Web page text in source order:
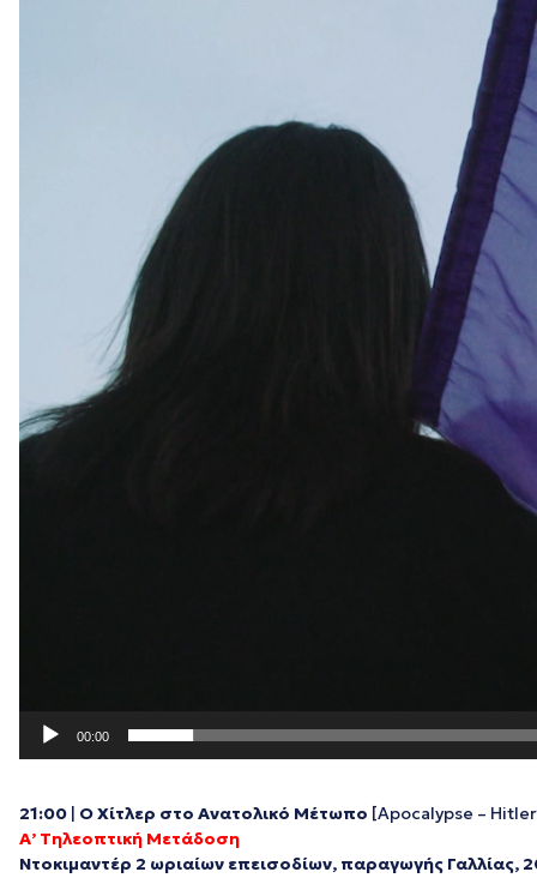
00:00
21:00 | ΟΧίτλερ στο Ανατολικό Μέτωπο [Apocalypse –
Α’ Τηλεοπτική Μετάδοση
Ντοκιμαντέρ 2 ωριαίων επεισοδίων, παραγωγής Γαλλίας,